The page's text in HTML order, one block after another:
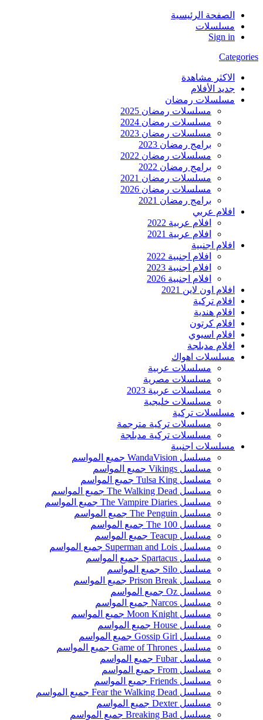
الصفحة الرئيسية
مسلسلات
Sign in
Categories
الاكثر مشاهدة
جديد الأفلام
مسلسلات رمضان
مسلسلات رمضان 2025
مسلسلات رمضان 2024
مسلسلات رمضان 2023
برامج رمضان 2023
مسلسلات رمضان 2022
برامج رمضان 2022
مسلسلات رمضان 2021
مسلسلات رمضان 2026
برامج رمضان 2021
افلام عربي
افلام عربية 2022
افلام عربية 2021
افلام اجنبية
افلام اجنبية 2022
افلام اجنبية 2023
افلام اجنبية 2026
افلام اون لاين 2021
افلام تركية
افلام هندية
افلام كرتون
افلام اسيوي
افلام مدبلجة
مسلسلات اهواك
مسلسلات عربية
مسلسلات مصرية
مسلسلات عربية 2023
مسلسلات خليجية
مسلسلات تركية
مسلسلات تركية مترجمة
مسلسلات تركية مدبلجة
مسلسلات اجنبية
مسلسل WandaVision جميع المواسم
مسلسل Vikings جميع المواسم
مسلسل Tulsa King جميع المواسم
مسلسل The Walking Dead جميع المواسم
مسلسل The Vampire Diaries جميع المواسم
مسلسل The Penguin جميع المواسم
مسلسل The 100 جميع المواسم
مسلسل Teacup جميع المواسم
مسلسل Superman and Lois جميع المواسم
مسلسل Spartacus جميع المواسم
مسلسل Silo جميع المواسم
مسلسل Prison Break جميع المواسم
مسلسل Oz جميع المواسم
مسلسل Narcos جميع المواسم
مسلسل Moon Knight جميع المواسم
مسلسل House جميع المواسم
مسلسل Gossip Girl جميع المواسم
مسلسل Game of Thrones جميع المواسم
مسلسل Fubar جميع المواسم
مسلسل From جميع المواسم
مسلسل Friends جميع المواسم
مسلسل Fear the Walking Dead جميع المواسم
مسلسل Dexter جميع المواسم
مسلسل Breaking Bad جميع المواسم